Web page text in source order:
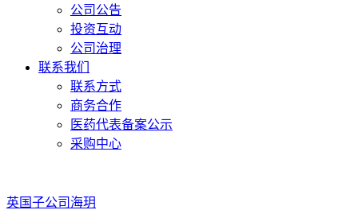
公司公告
投资互动
公司治理
联系我们
联系方式
商务合作
医药代表备案公示
采购中心
英国子公司海玥